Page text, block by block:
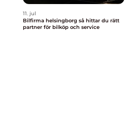
11. jul
Bilfirma helsingborg så hittar du rätt
partner för bilköp och service